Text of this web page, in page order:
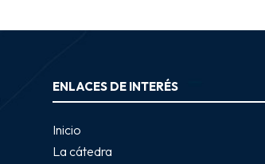
ENLACES DE INTERÉS
Inicio
La cátedra